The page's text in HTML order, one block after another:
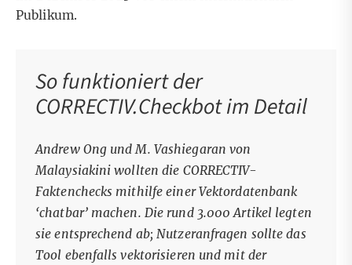
Publikum.
So funktioniert der
CORRECTIV.Checkbot im Detail
Andrew Ong und M. Vashiegaran von
Malaysiakini wollten die CORRECTIV-
Faktenchecks mithilfe einer Vektordatenbank
‘chatbar’ machen. Die rund 3.000 Artikel legten
sie entsprechend ab; Nutzeranfragen sollte das
Tool ebenfalls vektorisieren und mit der